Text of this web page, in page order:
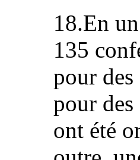
18.En
135
pour
pour des
ont été